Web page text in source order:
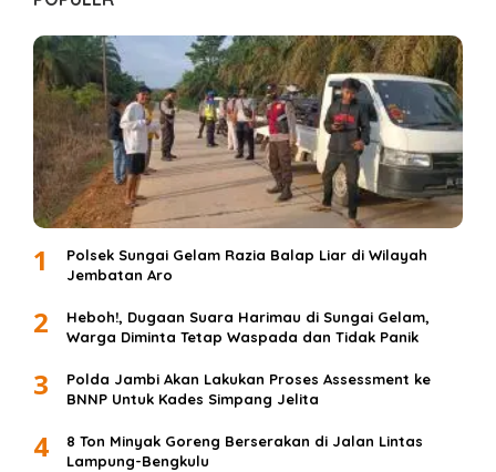
1
Polsek Sungai Gelam Razia Balap Liar di Wilayah
Jembatan Aro
2
Heboh!, Dugaan Suara Harimau di Sungai Gelam,
Warga Diminta Tetap Waspada dan Tidak Panik
3
Polda Jambi Akan Lakukan Proses Assessment ke
BNNP Untuk Kades Simpang Jelita
4
8 Ton Minyak Goreng Berserakan di Jalan Lintas
Lampung-Bengkulu